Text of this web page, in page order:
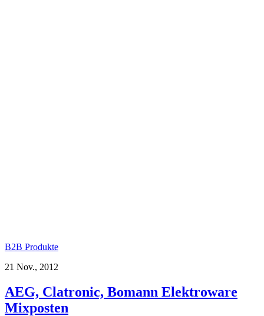
B2B Produkte
21 Nov., 2012
AEG, Clatronic, Bomann Elektroware
Mixposten